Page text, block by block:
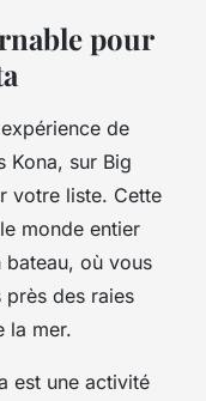
pour
de
Kona, sur Big
votre liste. Cette
monde entier
bateau, où vous
près des raies
la mer.
est une activité